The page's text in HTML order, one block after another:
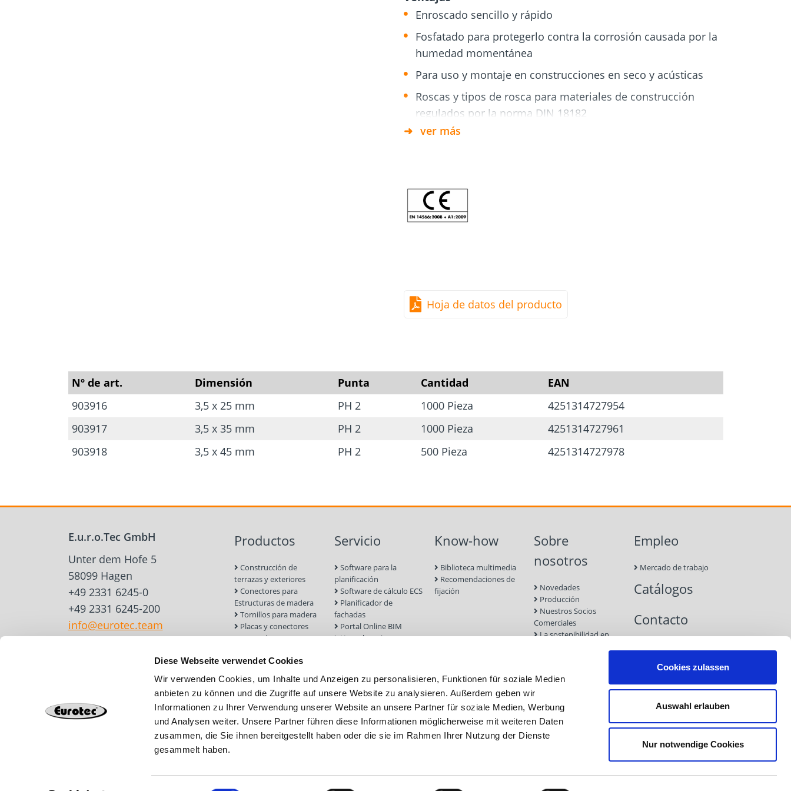
Diese Webseite verwendet Cookies
Wir verwenden Cookies, um Inhalte und Anzeigen zu personalisieren, Funktionen für soziale Medien
anbieten zu können und die Zugriffe auf unsere Website zu analysieren. Außerdem geben wir
Informationen zu Ihrer Verwendung unserer Website an unsere Partner für soziale Medien, Werbung
und Analysen weiter. Unsere Partner führen diese Informationen möglicherweise mit weiteren Daten
zusammen, die Sie ihnen bereitgestellt haben oder die sie im Rahmen Ihrer Nutzung der Dienste
gesammelt haben.
Cookies zulassen
Auswahl erlauben
Nur notwendige Cookies
Tejado y fachada Cimientos
atornillados
Enroscado sencillo y rápido
Fosfatado para protegerlo contra la corrosión causada por la
humedad momentánea
Para uso y montaje en construcciones en seco y acústicas
Roscas y tipos de rosca para materiales de construcción
regulados por la norma DIN 18182
ver más
Hoja de datos del producto
Nº de art. Dimensión Punta Cantidad
EAN
903916
3,5 x 25 mm PH 2 1000 Pieza
4251314727954
903917
3,5 x 35 mm PH 2 1000 Pieza
4251314727961
903918
3,5 x 45 mm PH 2 500 Pieza 4251314727978
E.u.r.o.Tec GmbH
Unter dem Hofe 5
58099 Hagen
+49 2331 6245-0
+49 2331 6245-200
info@eurotec.team
Productos
Construcción de
terrazas y exteriores
Conectores para
Estructuras de madera
Tornillos para madera
Placas y conectores
para madera
Herramientas y
accesorios
Anclajes para hormigón
y mampostería
Tejado y fachada
Cimientos atornillados
Servicio
Software para la
planificación
Software de cálculo ECS
Planificador de
fachadas
Portal Online BIM
Homologaciones
Know-how
Biblioteca multimedia
Recomendaciones de
fijación
Sobre
nosotros
Novedades
Producción
Nuestros Socios
Comerciales
La sostenibilidad en
Empleo
Mercado de trabajo
Catálogos
Contacto